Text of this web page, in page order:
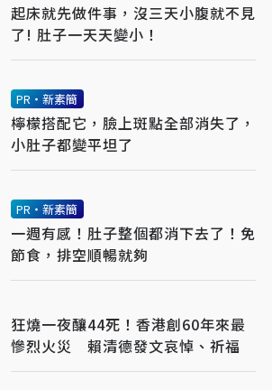
起床就先做件事，沒三天小腹就不見
了! 肚子一天天變小！
PR・新素簡
檸檬搭配它，臉上斑點全部消失了，
小肚子都變平坦了
PR・新素簡
一週有感！肚子整個都消下去了！免
節食，排空順暢就夠
狂燒一夜釀44死！香港創60年來最
慘烈火災 賴清德發文哀悼、祈福